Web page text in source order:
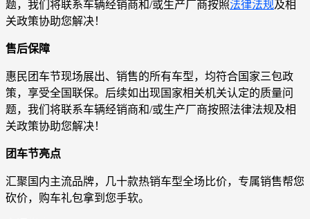
题，我们将联系车辆经销商和/或生产厂商按照法律法规及相
关政策协助您解决！
售后保障
惠民团车节现场展出、销售的所有车型，均符合国家三包政
策，享受全国联保。后续如出现国家相关机关认定的质量问
题，我们将联系车辆经销商和/或生产厂商按照法律法规及相
关政策协助您解决！
团车节亮点
汇聚国内主流品牌，几十款热销车型全场比价，专属销售帮您
砍价，购车礼包拿到您手软。